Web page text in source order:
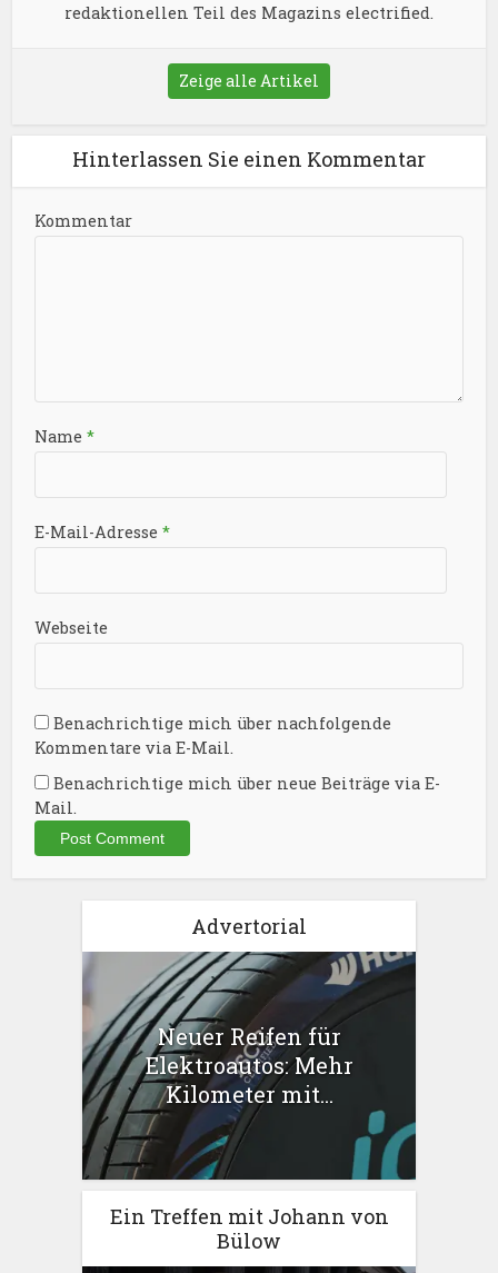
redaktionellen Teil des Magazins electrified.
Zeige alle Artikel
Hinterlassen Sie einen Kommentar
Kommentar
Name*
E-Mail-Adresse*
Webseite
Benachrichtige mich über nachfolgende
Kommentare via E-Mail.
Benachrichtige mich über neue Beiträge via E-
Mail.
Advertorial
Neuer Reifen für
Elektroautos: Mehr
Kilometer mit...
Ein Treffen mit Johann von
Bülow